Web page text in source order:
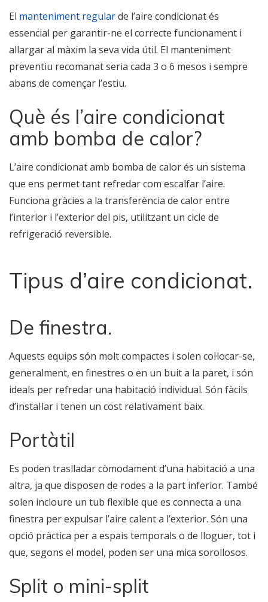
El manteniment regularde l’aire condicionat és
essencial per garantir-ne el correcte funcionament i
allargar al màxim la seva vida útil. El manteniment
preventiu recomanat seria cada 3 o 6 mesos i sempre
abans de començar l’estiu.
Què és l’aire condicionat
amb bomba de calor?
L’aire condicionat amb bomba de calor és un sistema
que ens permet tant refredar com escalfar l’aire.
Funciona gràcies a la transferència de calor entre
l’interior i l’exterior del pis, utilitzant un cicle de
refrigeració reversible.
Tipus d’aire condicionat.
De finestra.
Aquests equips són molt compactes i solen col·locar-se,
generalment, en finestres o en un buit a la paret, i són
ideals per refredar una habitació individual. Són fàcils
d’instal·lar i tenen un cost relativament baix.
Portàtil
Es poden traslladar còmodament d’una habitació a una
altra, ja que disposen de rodes a la part inferior. També
solen incloure un tub flexible que es connecta a una
finestra per expulsar l’aire calent a l’exterior. Són una
opció pràctica per a espais temporals o de lloguer, tot i
que, segons el model, poden ser una mica sorollosos.
Split o mini-split